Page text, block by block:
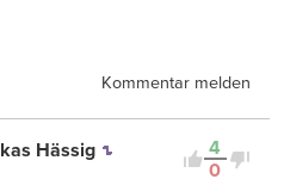
Kommentar melden
4
0
Hässig